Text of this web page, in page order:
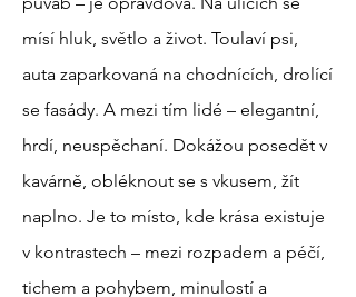
mísí hluk, světlo a život. Toulaví psi,
auta zaparkovaná na chodnících, drolící
se fasády. A mezi tím lidé – elegantní,
hrdí, neuspěchaní. Dokážou posedět v
kavárně, obléknout se s vkusem, žít
naplno. Je to místo, kde krása existuje
v kontrastech – mezi rozpadem a péčí,
tichem a pohybem, minulostí a